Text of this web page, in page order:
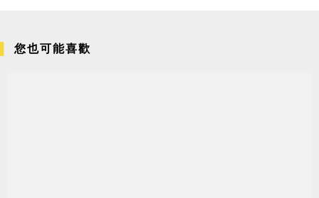
您也可能喜歡